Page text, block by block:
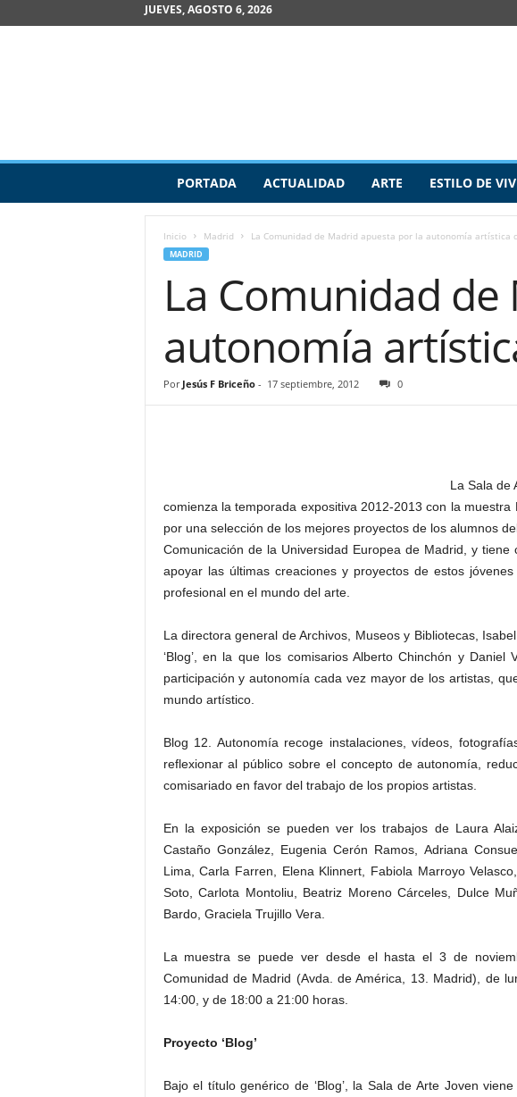
JUEVES, AGOSTO 6, 2026
v
PORTADA ACTUALIDAD ARTE ESTILO DE
Inicio Madrid La Comunidad de Madrid apuesta por la autonomía artística
MADRID
La Comunidad
autonomía
Por Jesús F Briceño- 17 septiembre, 2012 0
La Sala de
comienza la temporada expositiva 2012-2013 con la
por una selección de los mejores proyectos de los alumnos
Comunicación de la Universidad Europea de Madrid, y
apoyar las últimas creaciones y proyectos de estos
profesional en el mundo del arte.
La directora general de Archivos, Museos y Bibliotecas,
‘Blog’, en la que los comisarios Alberto Chinchón y
participación y autonomía cada vez mayor de los artistas,
mundo artístico.
Blog 12. Autonomía recoge instalaciones, vídeos,
reflexionar al público sobre el concepto de autonomía,
comisariado en favor del trabajo de los propios artistas.
En la exposición se pueden ver los trabajos de Laura
Castaño González, Eugenia Cerón Ramos, Adriana
Lima, Carla Farren, Elena Klinnert, Fabiola Marroyo
Soto, Carlota Montoliu, Beatriz Moreno Cárceles, Dulce
Bardo, Graciela Trujillo Vera.
La muestra se puede ver desde el hasta el 3 de
Comunidad de Madrid (Avda. de América, 13. Madrid), de
14:00, y de 18:00 a 21:00 horas.
Proyecto ‘Blog’
Bajo el título genérico de ‘Blog’, la Sala de Arte Joven